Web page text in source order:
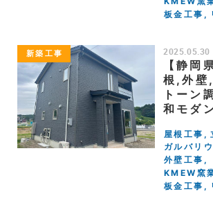
板金工事
新築工事 2025.05.30
【静岡
根,外壁
トーン
和モダ
屋根工事
ガルバリ
外壁工事
KMEW窯
板金工事